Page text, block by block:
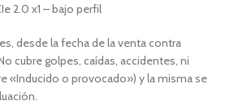
2.0 x1 – bajo perfil
desde la fecha de la venta contra
cubre golpes, caídas, accidentes, ni
«Inducido o provocado») y la misma se